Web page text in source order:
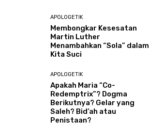
APOLOGETIK
Membongkar Kesesatan
Martin Luther
Menambahkan “Sola” dalam
Kita Suci
APOLOGETIK
Apakah Maria “Co-
Redemptrix”? Dogma
Berikutnya? Gelar yang
Saleh? Bid’ah atau
Penistaan?